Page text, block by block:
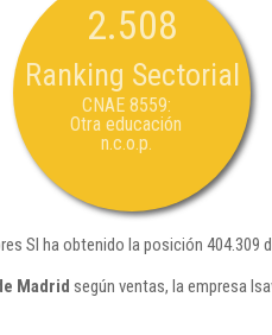
2.508
Ranking Sectorial
CNAE 8559:
Otra educación
n.c.o.p.
Sl ha obtenido la posición 404.309
Madrid según ventas, la empresa